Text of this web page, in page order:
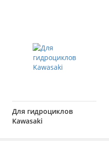
Для гидроциклов
Kawasaki